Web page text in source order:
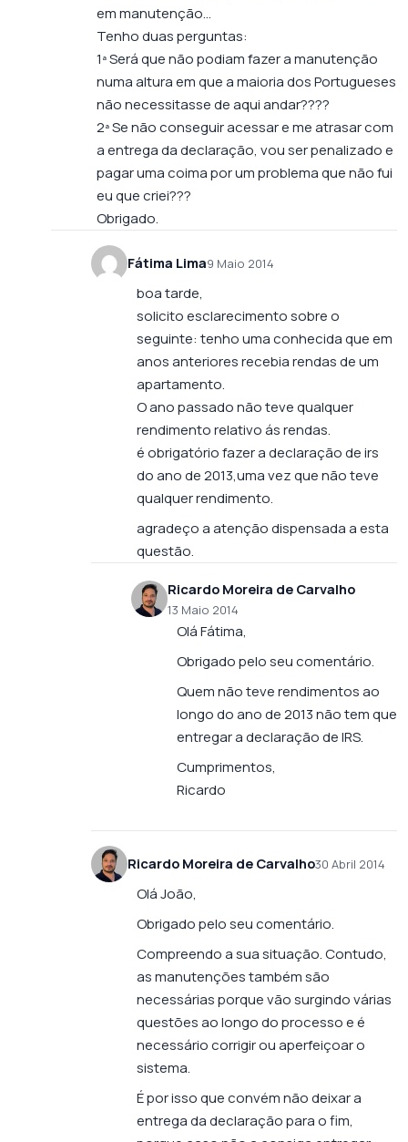
em manutenção…
Tenho duas perguntas:
1ª Será que não podiam fazer a manutenção
numa altura em que a maioria dos Portugueses
não necessitasse de aqui andar????
2ª Se não conseguir acessar e me atrasar com
a entrega da declaração, vou ser penalizado e
pagar uma coima por um problema que não fui
eu que criei???
Obrigado.
Fátima Lima9 Maio 2014
boa tarde,
solicito esclarecimento sobre o
seguinte: tenho uma conhecida que em
anos anteriores recebia rendas de um
apartamento.
O ano passado não teve qualquer
rendimento relativo ás rendas.
é obrigatório fazer a declaração de irs
do ano de 2013,uma vez que não teve
qualquer rendimento.
agradeço a atenção dispensada a esta
questão.
Ricardo Moreira de Carvalho
13 Maio 2014
Olá Fátima,
Obrigado pelo seu comentário.
Quem não teve rendimentos ao
longo do ano de 2013 não tem que
entregar a declaração de IRS.
Cumprimentos,
Ricardo
Ricardo Moreira de Carvalho30 Abril 2014
Olá João,
Obrigado pelo seu comentário.
Compreendo a sua situação. Contudo,
as manutenções também são
necessárias porque vão surgindo várias
questões ao longo do processo e é
necessário corrigir ou aperfeiçoar o
sistema.
É por isso que convém não deixar a
entrega da declaração para o fim,